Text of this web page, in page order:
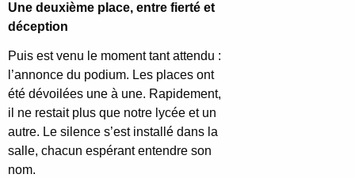
Une deuxième place, entre fierté et
déception
Puis est venu le moment tant attendu :
l’annonce du podium. Les places ont
été dévoilées une à une. Rapidement,
il ne restait plus que notre lycée et un
autre. Le silence s’est installé dans la
salle, chacun espérant entendre son
nom.